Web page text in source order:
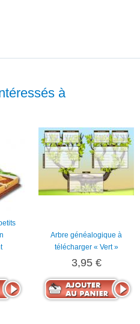
à
Arbre généalogique à
télécharger « Vert »
3,95 €